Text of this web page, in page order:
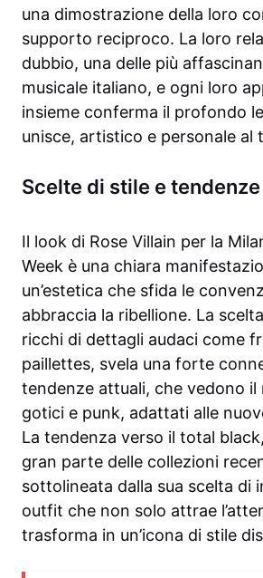
una dimostrazione della loro
supporto reciproco. La loro
dubbio, una delle più
musicale italiano, e ogni loro
insieme conferma il profondo
unisce, artistico e personale al
Scelte di stile e tendenze
Il look di Rose Villain per la
Week è una chiara
un’estetica che sfida le
abbraccia la ribellione. La
ricchi di dettagli audaci come
paillettes, svela una forte
tendenze attuali, che vedono
gotici e punk, adattati alle
La tendenza verso il total
gran parte delle collezioni
sottolineata dalla sua scelta di
outfit che non solo attrae
trasforma in un’icona di stile